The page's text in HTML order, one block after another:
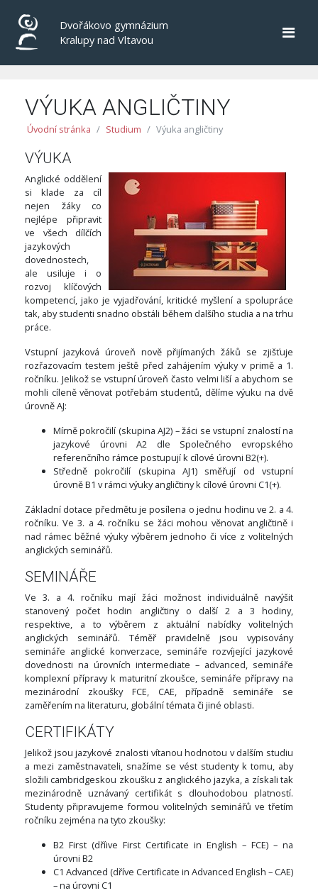
Dvořákovo gymnázium
Kralupy nad Vltavou
VÝUKA ANGLIČTINY
Úvodní stránka Studium Výuka angličtiny
VÝUKA
Anglické oddělení
si klade za cíl
nejen žáky co
nejlépe připravit
ve všech dílčích
jazykových
dovednostech,
ale usiluje i o
rozvoj klíčových
kompetencí, jako je vyjadřování, kritické myšlení a spolupráce
tak, aby studenti snadno obstáli během dalšího studia a na trhu
práce.
Vstupní jazyková úroveň nově přijímaných žáků se zjišťuje
rozřazovacím testem ještě před zahájením výuky v primě a 1.
ročníku. Jelikož se vstupní úroveň často velmi liší a abychom se
mohli cíleně věnovat potřebám studentů, dělíme výuku na dvě
úrovně AJ:
Mírně pokročilí (skupina AJ2) – žáci se vstupní znalostí na
jazykové úrovni A2 dle Společného evropského
referenčního rámce postupují k cílové úrovni B2(+).
Středně pokročilí (skupina AJ1) směřují od vstupní
úrovně B1 v rámci výuky angličtiny k cílové úrovni C1(+).
Základní dotace předmětu je posílena o jednu hodinu ve 2. a 4.
ročníku. Ve 3. a 4. ročníku se žáci mohou věnovat angličtině i
nad rámec běžné výuky výběrem jednoho či více z volitelných
anglických seminářů.
SEMINÁŘE
Ve 3. a 4. ročníku mají žáci možnost individuálně navýšit
stanovený počet hodin angličtiny o další 2 a 3 hodiny,
respektive, a to výběrem z aktuální nabídky volitelných
anglických seminářů. Téměř pravidelně jsou vypisovány
semináře anglické konverzace, semináře rozvíjející jazykové
dovednosti na úrovních intermediate – advanced, semináře
komplexní přípravy k maturitní zkoušce, semináře přípravy na
mezinárodní zkoušky FCE, CAE, případně semináře se
zaměřením na literaturu, globální témata či jiné oblasti.
CERTIFIKÁTY
Jelikož jsou jazykové znalosti vítanou hodnotou v dalším studiu
a mezi zaměstnavateli, snažíme se vést studenty k tomu, aby
složili cambridgeskou zkoušku z anglického jazyka, a získali tak
mezinárodně uznávaný certifikát s dlouhodobou platností.
Studenty připravujeme formou volitelných seminářů ve třetím
ročníku zejména na tyto zkoušky:
B2 First (dříive First Certificate in English – FCE) – na
úrovni B2
C1 Advanced (dříve Certificate in Advanced English – CAE)
– na úrovni C1